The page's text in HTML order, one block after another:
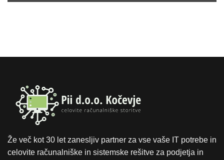
Že več kot 30 let zanesljiv partner za vse vaše IT potrebe in
celovite računalniške in sistemske rešitve za podjetja in